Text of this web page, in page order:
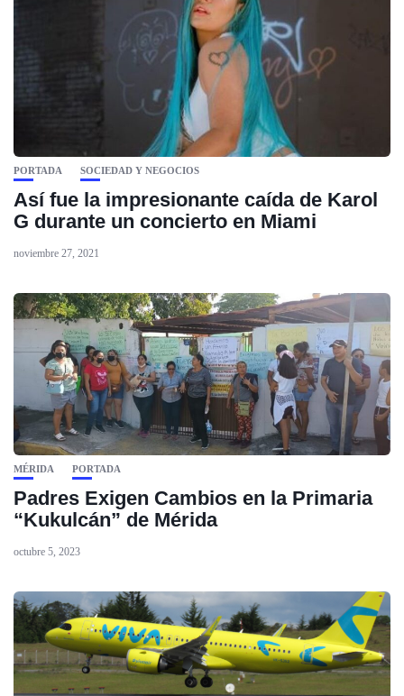
PORTADA SOCIEDAD Y NEGOCIOS
Así fue la impresionante caída de Karol
G durante un concierto en Miami
noviembre 27, 2021
MÉRIDA PORTADA
Padres Exigen Cambios en la Primaria
“Kukulcán” de Mérida
octubre 5, 2023